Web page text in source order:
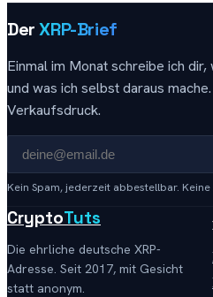
DerXRP-Brief
Einmal im Monat schreibe ich
und was ich selbst daraus
Verkaufsdruck.
Kein Spam, jederzeit abbestellbar. Keine
CryptoTuts
Die ehrliche deutsche XRP-
Adresse. Seit 2017, mit Gesicht
statt anonym.